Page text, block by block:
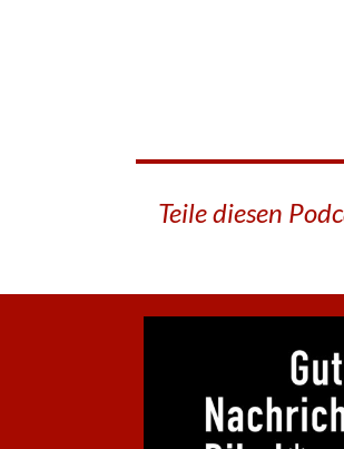
Teile diesen